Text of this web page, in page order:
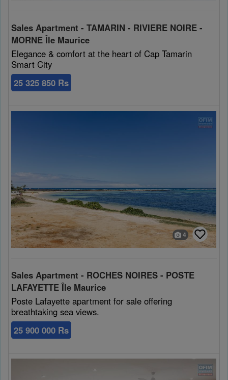
Cookies sociaux
Les cookies sociaux sont utilisés pour afficher les réseaux
sociaux afin que vous puissiez partager votre expérience
avec vos amis.
Sales Apartment - TAMARIN - RIVIERE NOIRE -
MORNE Île Maurice
Elegance & comfort at the heart of Cap Tamarin
Smart City
25 325 850 Rs
4
Sales Apartment - ROCHES NOIRES - POSTE
LAFAYETTE Île Maurice
Poste Lafayette apartment for sale offering
breathtaking sea views.
25 900 000 Rs